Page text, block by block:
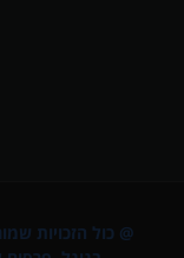
@ כול הזכויות